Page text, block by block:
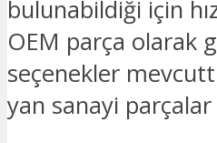
bulunabildiği için
OEM parça olarak
seçenekler
yan sanayi